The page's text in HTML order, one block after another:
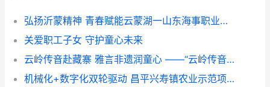
弘扬沂蒙精神 青春赋能云蒙湖一山东海事职业学院暑期社会实践活动走进云蒙湖生态区
关爱职工子女 守护童心未来
云岭传音赴藏寨 雅言非遗润童心 ——“云岭传音”志愿服务队赴甘堡藏寨推普实践纪实
机械化+数字化双轮驱动 昌平兴寿镇农业示范项目展示培训成果